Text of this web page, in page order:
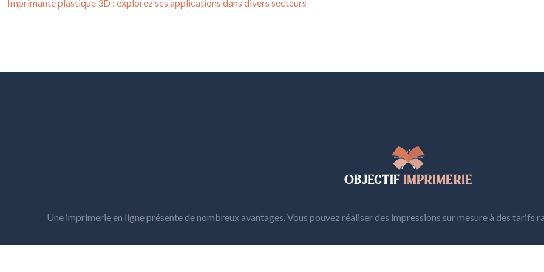
Imprimante plastique 3D : explorez ses applications dans divers secteurs
Une imprimerie en ligne présente de nombreux avantages. Vous pouvez réaliser des impressions sur mesureà des tarifs